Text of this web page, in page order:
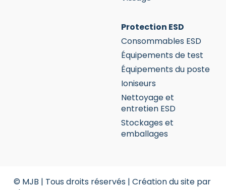
Protection ESD
Consommables ESD
Équipements de test
Équipements du poste
Ioniseurs
Nettoyage et
entretien ESD
Stockages et
emballages
© MJB | Tous droits réservés | Création du site par